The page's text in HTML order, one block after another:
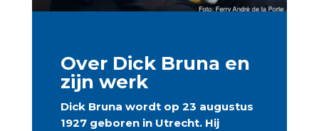
Over Dick Bruna en
zijn werk
Dick Bruna wordt op 23 augustus
1927 geboren in Utrecht. Hij